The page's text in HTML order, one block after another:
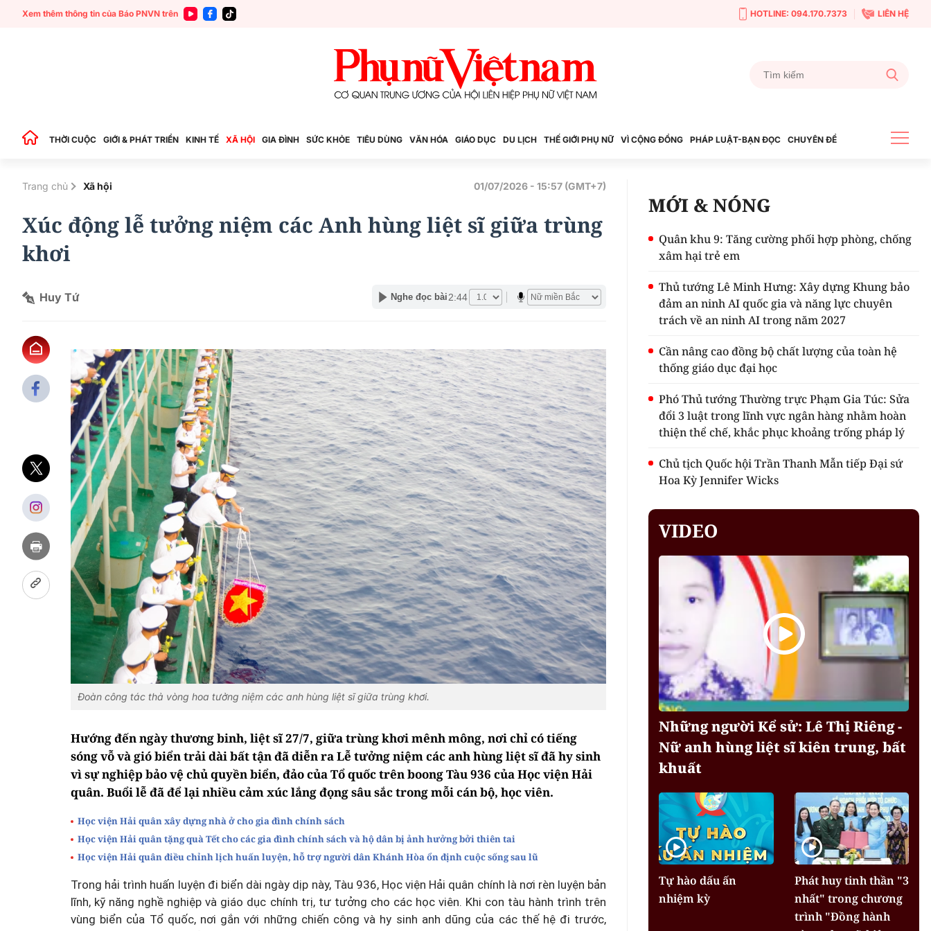
Xem thêm thông tin của Báo PNVN trên HOTLINE: 094.170.7373 LIÊN HỆ
THỜI CUỘC GIỚI & PHÁT TRIỂN KINH TẾ XÃ HỘI GIA ĐÌNH SỨC KHỎE TIÊU DÙNG VĂN HÓA GIÁO DỤC DU LỊCH THẾ GIỚI PHỤ NỮ VÌ CỘNG ĐỒNG PHÁP LUẬT-BẠN ĐỌC CHUYÊN ĐỀ
Trang chủ Xã hội 01/07/2026 - 15:57 (GMT+7)
Xúc động lễ tưởng niệm các Anh hùng liệt sĩ giữa trùng
khơi
Huy Tứ Nghe đọc bài 2:44
Đoàn công tác thả vòng hoa tưởng niệm các anh hùng liệt sĩ giữa trùng khơi.
Hướng đến ngày thương binh, liệt sĩ 27/7, giữa trùng khơi mênh mông, nơi chỉ có tiếng
sóng vỗ và gió biển trải dài bất tận đã diễn ra Lễ tưởng niệm các anh hùng liệt sĩ đã hy sinh
vì sự nghiệp bảo vệ chủ quyền biển, đảo của Tổ quốc trên boong Tàu 936 của Học viện Hải
quân. Buổi lễ đã để lại nhiều cảm xúc lắng đọng sâu sắc trong mỗi cán bộ, học viên.
Học viện Hải quân xây dựng nhà ở cho gia đình chính sách
Học viện Hải quân tặng quà Tết cho các gia đình chính sách và hộ dân bị ảnh hưởng bởi thiên tai
Học viện Hải quân điều chỉnh lịch huấn luyện, hỗ trợ người dân Khánh Hòa ổn định cuộc sống sau lũ
Trong hải trình huấn luyện đi biển dài ngày dịp này, Tàu 936, Học viện Hải quân chính là nơi rèn luyện bản
lĩnh, kỹ năng nghề nghiệp và giáo dục chính trị, tư tưởng cho các học viên. Khi con tàu hành trình trên
vùng biển của Tổ quốc, nơi gắn với những chiến công và hy sinh anh dũng của các thế hệ đi trước,
MỚI & NÓNG
Quân khu 9: Tăng cường phối hợp phòng, chống
xâm hại trẻ em
Thủ tướng Lê Minh Hưng: Xây dựng Khung bảo
đảm an ninh AI quốc gia và năng lực chuyên
trách về an ninh AI trong năm 2027
Cần nâng cao đồng bộ chất lượng của toàn hệ
thống giáo dục đại học
Phó Thủ tướng Thường trực Phạm Gia Túc: Sửa
đổi 3 luật trong lĩnh vực ngân hàng nhằm hoàn
thiện thể chế, khắc phục khoảng trống pháp lý
Chủ tịch Quốc hội Trần Thanh Mẫn tiếp Đại sứ
Hoa Kỳ Jennifer Wicks
VIDEO
Những người Kể sử: Lê Thị Riêng -
Nữ anh hùng liệt sĩ kiên trung, bất
khuất
Tự hào dấu ấn
nhiệm kỳ
Phát huy tinh thần "3
nhất" trong chương
trình "Đồng hành